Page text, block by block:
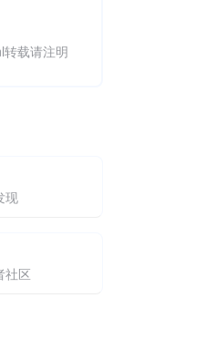
载请注明
现
社区